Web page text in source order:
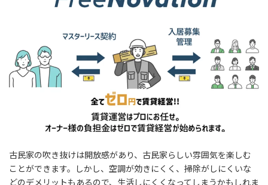
古民家の吹き抜けは開放感があり、古民家らしい雰囲気を楽しむ
ことができます。しかし、空調が効きにくく、掃除がしにくいな
どのデメリットもあるので、生活しにくくなってしまうかもしれま